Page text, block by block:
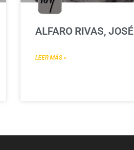
ALFARO RIVAS, JOSÉ
LEER MÁS »